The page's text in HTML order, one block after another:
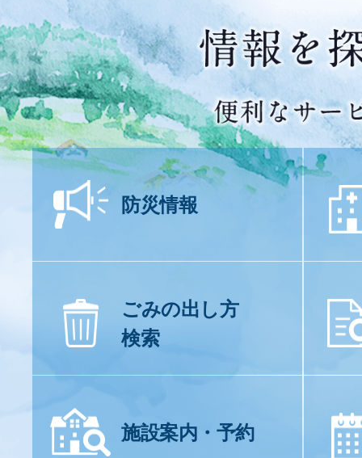
防災情報
ごみの出し方
検索
施設案内・予約